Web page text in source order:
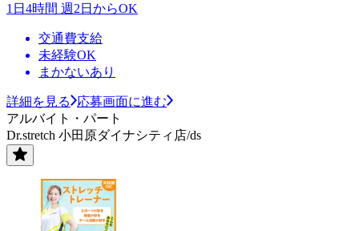
1日4時間 週2日からOK
交通費支給
未経験OK
まかないあり
詳細を見る
応募画面に進む
アルバイト・パート
Dr.stretch 小田原ダイナシティ店/ds